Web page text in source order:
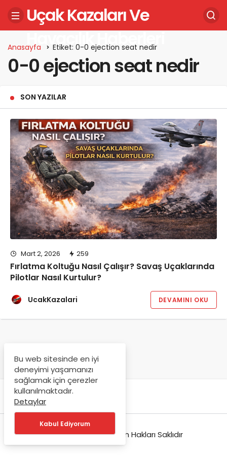
Uçak Kazaları Ve
Havacılık Haberleri
Anasayfa Etiket: 0-0 ejection seat nedir
0-0 ejection seat nedir
SON YAZILAR
Mart 2, 2026 259
Fırlatma Koltuğu Nasıl Çalışır? Savaş Uçaklarında
Pilotlar Nasıl Kurtulur?
UcakKazalari DEVAMINI OKU
© Copyright 2026, Tüm Hakları Saklıdır
Bu web sitesinde en iyi
deneyimi yaşamanızı
sağlamak için çerezler
kullanılmaktadır.
Detaylar
Kabul Ediyorum